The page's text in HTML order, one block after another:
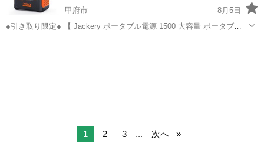
甲府市
8月5日
●引き取り限定● 【 Jackery ポータブル電源 1500 大容量 ポータブル
バッテリー 】 PTB152 車載 車中泊 アウトドア 家庭用 旅行 キャン
1 2 3 ... 次へ